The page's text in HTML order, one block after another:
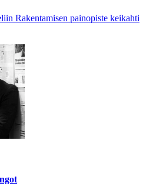
Rakentamisen painopiste keikahti